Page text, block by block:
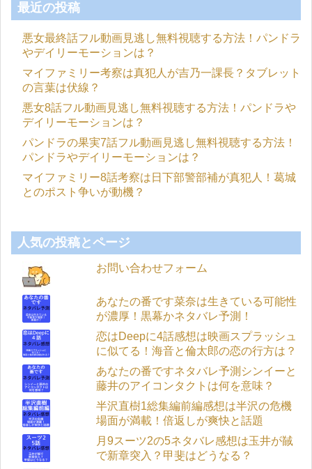
最近の投稿
悪女最終話フル動画見逃し無料視聴する方法！パンドラ
やデイリーモーションは？
マイファミリー考察は真犯人が吉乃一課長？タブレット
の言葉は伏線？
悪女8話フル動画見逃し無料視聴する方法！パンドラや
デイリーモーションは？
パンドラの果実7話フル動画見逃し無料視聴する方法！
パンドラやデイリーモーションは？
マイファミリー8話考察は日下部警部補が真犯人！葛城
とのポスト争いが動機？
人気の投稿とページ
お問い合わせフォーム
あなたの番です菜奈は生きている可能性
が濃厚！黒幕かネタバレ予測！
恋はDeepに4話感想は映画スプラッシュ
に似てる！海音と倫太郎の恋の行方は？
あなたの番ですネタバレ予測シンイーと
藤井のアイコンタクトは何を意味？
半沢直樹1総集編前編感想は半沢の危機
場面が満載！倍返しが爽快と話題
月9スーツ2の5ネタバレ感想は玉井が馘
で新章突入？甲斐はどうなる？